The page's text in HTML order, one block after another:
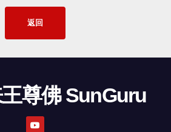
返回
尊佛 SunGuru